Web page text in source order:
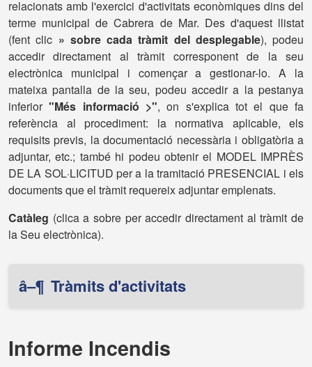
relacionats amb l'exercici d'activitats econòmiques dins del
terme municipal de Cabrera de Mar. Des d'aquest llistat
(fent clic » sobre cada tràmit del desplegable), podeu
accedir directament al tràmit corresponent de la seu
electrònica municipal i començar a gestionar-lo. A la
mateixa pantalla de la seu, podeu accedir a la pestanya
inferior"Més informació >", on s'explica tot el que fa
referència al procediment: la normativa aplicable, els
requisits previs, la documentació necessària i obligatòria a
adjuntar, etc.; també hi podeu obtenir el MODEL IMPRÈS
DE LA SOL·LICITUD per a la tramitació PRESENCIAL i els
documents que el tràmit requereix adjuntar emplenats.
Catàleg (clica a sobre per accedir directament al tràmit de
la Seu electrònica).
â–¶ Tràmits d'activitats
Informe Incendis